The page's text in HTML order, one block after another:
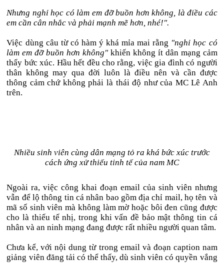
Nhưng nghỉ học có làm em đỡ buồn hơn không, là điều các
em cần cân nhắc và phải mạnh mẽ hơn, nhé!".
Việc dùng câu từ có hàm ý khá mỉa mai rằng "nghỉ học có
làm em đỡ buồn hơn không" khiến không ít dân mạng cảm
thấy bức xúc. Hầu hết đều cho rằng, việc gia đình có người
thân không may qua đời luôn là điều nên và cần được
thông cảm chứ không phải là thái độ như của MC Lê Anh
trên.
Nhiều sinh viên cùng dân mạng tỏ ra khá bức xúc trước
cách ứng xử thiếu tinh tế của nam MC
Ngoài ra, việc công khai đoạn email của sinh viên nhưng
vẫn để lộ thông tin cá nhân bao gồm địa chỉ mail, họ tên và
mã số sinh viên mà không làm mờ hoặc bôi đen cũng được
cho là thiếu tế nhị, trong khi vấn đề bảo mật thông tin cá
nhân và an ninh mạng đang được rất nhiều người quan tâm.
Chưa kể, với nội dung từ trong email và đoạn caption nam
giảng viên đăng tải có thể thấy, dù sinh viên có quyền vắng